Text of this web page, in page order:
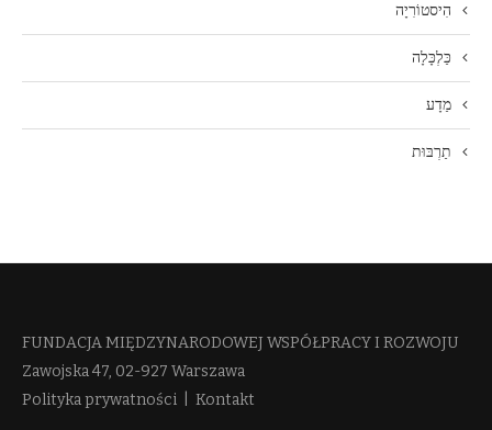
הִיסטוֹרִיָה
כַּלְכָּלָה
מַדָע
תַרְבּוּת
FUNDACJA MIĘDZYNARODOWEJ WSPÓŁPRACY I ROZWOJU​
Zawojska 47, 02-927 Warszawa
Polityka prywatności
Kontakt